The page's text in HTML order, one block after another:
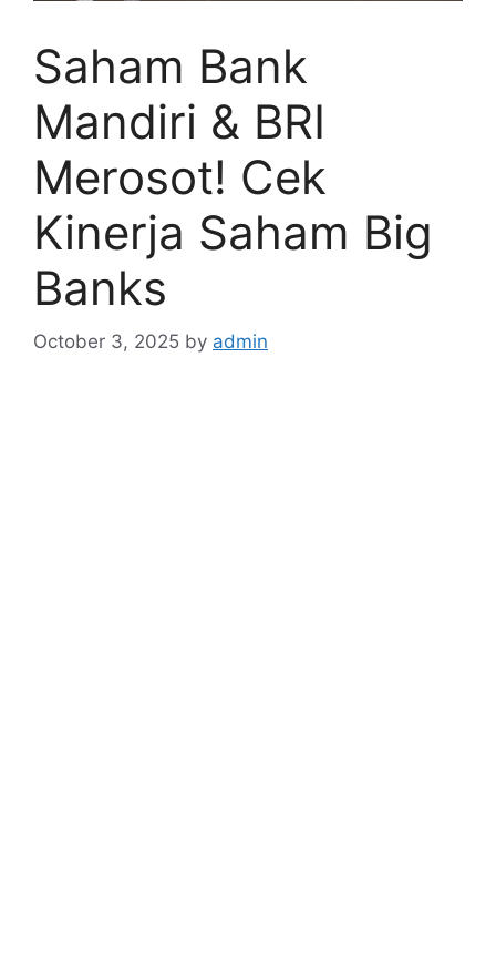
Saham Bank
Mandiri & BRI
Merosot! Cek
Kinerja Saham Big
Banks
October 3, 2025 by admin